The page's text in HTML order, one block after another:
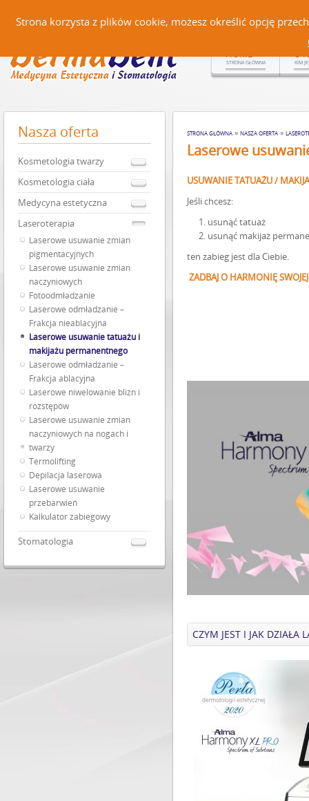
HOME
STRONA GŁÓWNA
O
KIM
STRONA GŁÓWNA » NASZA OFERTA »
Laserowe
USUWANIE TATUAŻU /
Jeśli chcesz:
usunąć tatuaż
usunąć makijaż
ten zabieg jest dla Ciebie.
ZADBAJ O HARMONIĘ
CZYM JEST I JAK DZIAŁA
Nasza oferta
Kosmetologia twarzy
Kosmetologia ciała
Medycyna estetyczna
Laseroterapia
Laserowe usuwanie zmian
pigmentacyjnych
Laserowe usuwanie zmian
naczyniowych
Fotoodmładzanie
Laserowe odmładzanie –
Frakcja nieablacyjna
Laserowe usuwanie tatuażu i
makijażu permanentnego
Laserowe odmładzanie –
Frakcja ablacyjna
Laserowe niwelowanie blizn i
rozstępów
Laserowe usuwanie zmian
naczyniowych na nogach i
twarzy
Termolifting
Depilacja laserowa
Laserowe usuwanie
przebarwień
Kalkulator zabiegowy
Stomatologia
Strona korzysta z plików cookie, możesz określić opcję